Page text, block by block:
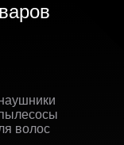
волос